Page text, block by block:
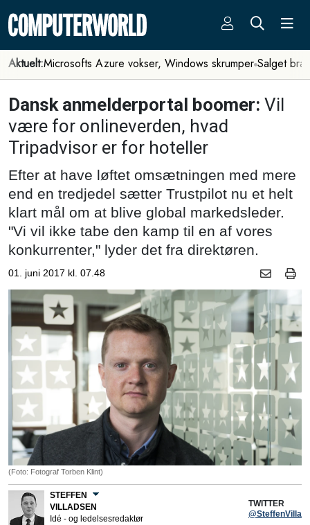
Aktuelt:Microsofts Azure vokser, Windows skrumper Salget
Dansk anmelderportal boomer: Vil
være for onlineverden, hvad
Tripadvisor er for hoteller
Efter at have løftet omsætningen med mere
end en tredjedel sætter Trustpilot nu et helt
klart mål om at blive global markedsleder.
"Vi vil ikke tabe den kamp til en af vores
konkurrenter," lyder det fra direktøren.
01. juni 2017 kl. 07.48
(Foto: Fotograf Torben Klint)
STEFFEN
VILLADSEN
Idé - og ledelsesredaktør
TWITTER